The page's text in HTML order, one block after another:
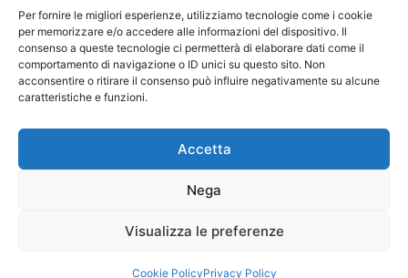
Per fornire le migliori esperienze, utilizziamo tecnologie come i cookie
per memorizzare e/o accedere alle informazioni del dispositivo. Il
consenso a queste tecnologie ci permetterà di elaborare dati come il
comportamento di navigazione o ID unici su questo sito. Non
acconsentire o ritirare il consenso può influire negativamente su alcune
caratteristiche e funzioni.
Accetta
Nega
Visualizza le preferenze
Cookie PolicyPrivacy Policy